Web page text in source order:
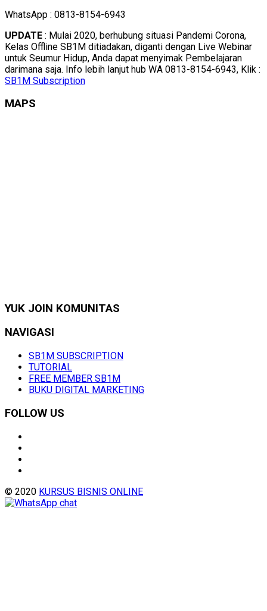
WhatsApp : 0813-8154-6943
UPDATE : Mulai 2020, berhubung situasi Pandemi Corona,
Kelas Offline SB1M ditiadakan, diganti dengan Live Webinar
untuk Seumur Hidup, Anda dapat menyimak Pembelajaran
darimana saja. Info lebih lanjut hub WA 0813-8154-6943, Klik :
SB1M Subscription
MAPS
YUK JOIN KOMUNITAS
NAVIGASI
SB1M SUBSCRIPTION
TUTORIAL
FREE MEMBER SB1M
BUKU DIGITAL MARKETING
FOLLOW US
© 2020 KURSUS BISNIS ONLINE